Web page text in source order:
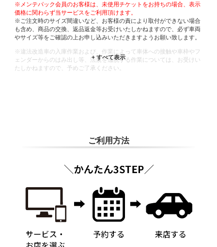
※メンテパック会員のお客様は、未使用チケットをお持ちの場合、表示
価格に関わらず当サービスをご利用頂けます。
※ご注文時のサイズ間違いなど、お客様の責により取付ができない場合
も含め、商品の交換、返品返金等お受けいたしかねますので、必ず車両
やサイズ等をご確認の上お申し込みいただきますようお願い致します。
※違法改造車の入庫作業および、作業によって車体への接触や車枠やフ
ェンダーからのはみ出し等、法規を逸脱する作業については、お受けい
たしかねますので、予めご了承ください。
ご利用方法